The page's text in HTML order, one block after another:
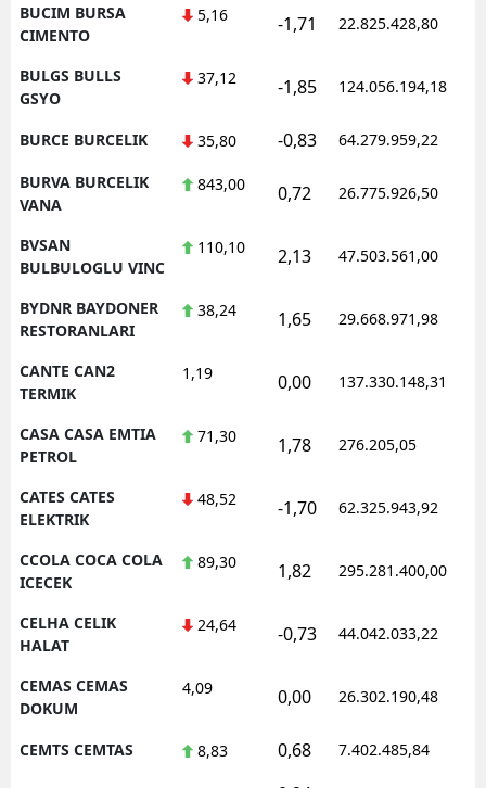
BUCIM BURSA
CIMENTO
5,16 -1,71 22.825.428,80
BULGS BULLS
GSYO
37,12 -1,85 124.056.194,18
BURCE BURCELIK 35,80 -0,83 64.279.959,22
BURVA BURCELIK
VANA
843,00 0,72 26.775.926,50
BVSAN
BULBULOGLU VINC
110,10 2,13 47.503.561,00
BYDNR BAYDONER
RESTORANLARI
38,24 1,65 29.668.971,98
CANTE CAN2
TERMIK
1,19 0,00 137.330.148,31
CASA CASA EMTIA
PETROL
71,30 1,78 276.205,05
CATES CATES
ELEKTRIK
48,52 -1,70 62.325.943,92
CCOLA COCA COLA
ICECEK
89,30 1,82 295.281.400,00
CELHA CELIK
HALAT
24,64 -0,73 44.042.033,22
CEMAS CEMAS
DOKUM
4,09 0,00 26.302.190,48
CEMTS CEMTAS 8,83 0,68 7.402.485,84